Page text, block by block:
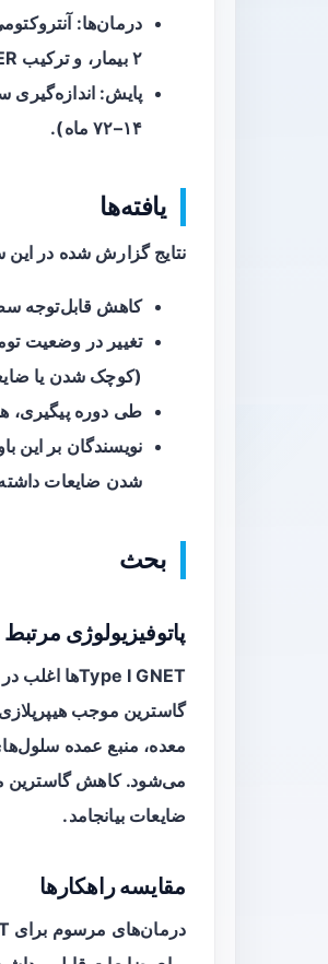
۲ بیمار، و ترکیب ER پیش از آنتروکتومی در ۳ بیمار.
پایش: اندازه‌گیری
۱۴–۷۲ ماه).
یافته‌ها
نتایج گزارش شده در
کاهش قابل‌توجه
(کوچک شدن یا
طی دوره پیگیری،
نویسندگان بر این
شدن ضایعات
بحث
پاتوفیزیولوژی مرتبط
Type I GNETها اغلب در پی
ضایعات بیانجامد.
مقایسه راهکارها